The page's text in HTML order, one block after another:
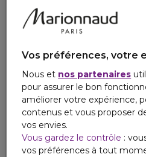
MADEMOISELLE ROCHAS
Eau de parfum
À partir de 49,00 €
3 formats
4.8 48
Vos préférences, votre
Nous et nos partenaires
pour assurer le bon
améliorer votre expérience,
contenus et vous proposer
vos envies.
Vous gardez le contrôle :
vos préférences à tout